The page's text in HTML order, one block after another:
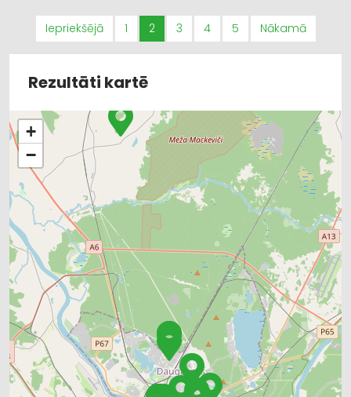
Iepriekšējā 1 2 3 4 5 Nākamā
Rezultāti kartē
+
−